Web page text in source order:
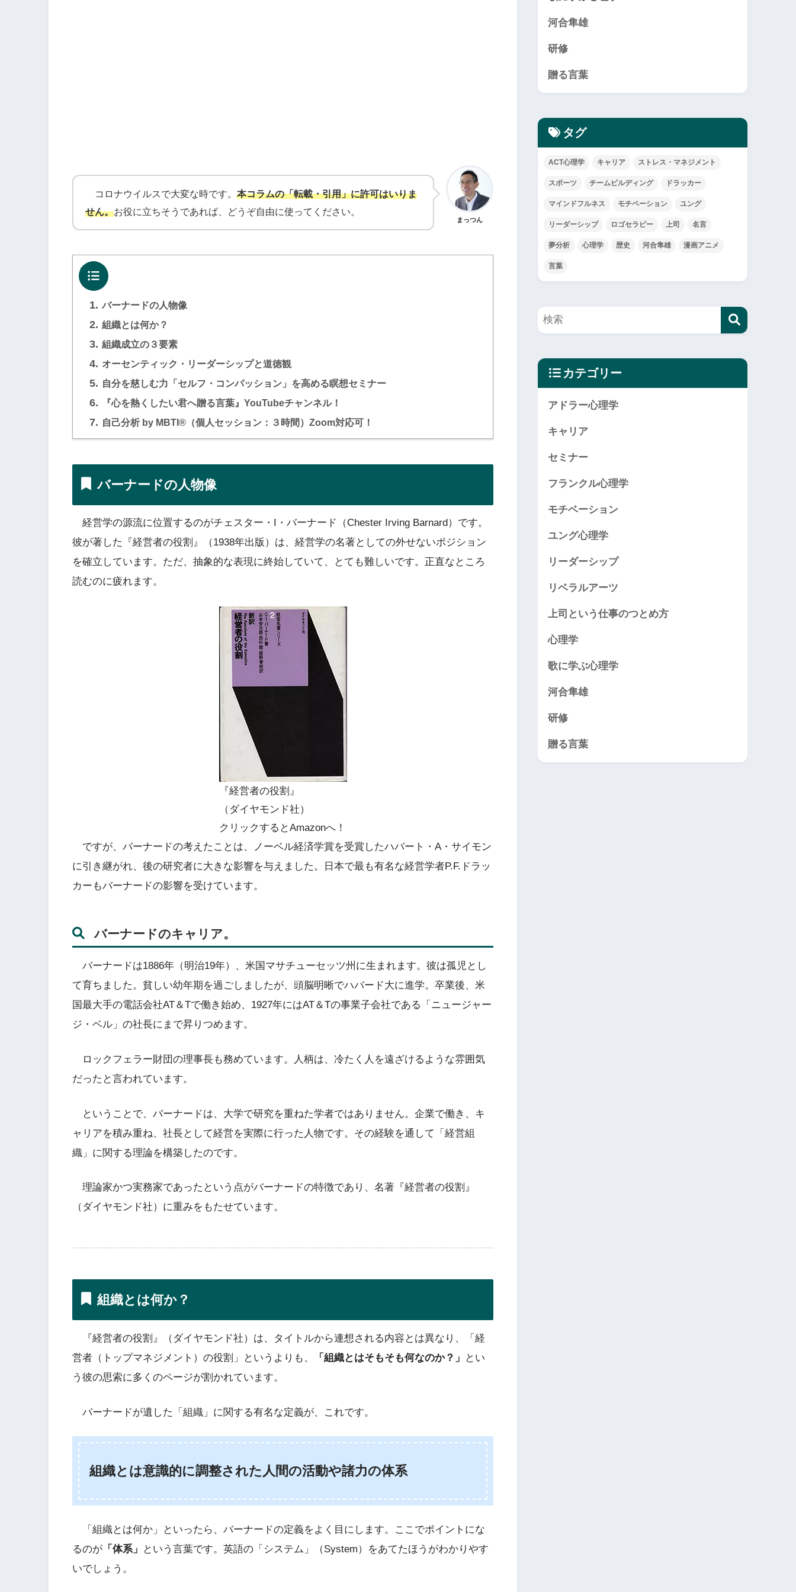
まっつん
コロナウイルスで大変な時です。 本コラムの「転載・引用」に許可はいりま
せん。お役に立ちそうであれば、どうぞ自由に使ってください。
目次
1. バーナードの人物像
2. 組織とは何か？
3. 組織成立の３要素
4. オーセンティック・リーダーシップと道徳観
5. 自分を慈しむ力「セルフ・コンパッション」を高める瞑想セミナー
6. 『心を熱くしたい君へ贈る言葉』YouTubeチャンネル！
7. 自己分析 by MBTI®（個人セッション：３時間）Zoom対応可！
バーナードの人物像
経営学の源流に位置するのがチェスター・I・バーナード（Chester Irving Barnard）です。
彼が著した『経営者の役割』（1938年出版）は、経営学の名著としての外せないポジション
を確立しています。ただ、抽象的な表現に終始していて、とても難しいです。正直なところ
読むのに疲れます。
『経営者の役割』
（ダイヤモンド社）
クリックするとAmazonへ！
ですが、バーナードの考えたことは、ノーベル経済学賞を受賞したハバート・A・サイモン
に引き継がれ、後の研究者に大きな影響を与えました。日本で最も有名な経営学者P.F.ドラッ
カーもバーナードの影響を受けています。
バーナードのキャリア。
バーナードは1886年（明治19年）、米国マサチューセッツ州に生まれます。彼は孤児とし
て育ちました。貧しい幼年期を過ごしましたが、頭脳明晰でハバード大に進学。卒業後、米
国最大手の電話会社AT＆Tで働き始め、1927年にはAT＆Tの事業子会社である「ニュージャー
ジ・ベル」の社長にまで昇りつめます。
ロックフェラー財団の理事長も務めています。人柄は、冷たく人を遠ざけるような雰囲気
だったと言われています。
ということで、バーナードは、大学で研究を重ねた学者ではありません。企業で働き、キ
ャリアを積み重ね、社長として経営を実際に行った人物です。その経験を通して「経営組
織」に関する理論を構築したのです。
理論家かつ実務家であったという点がバーナードの特徴であり、名著『経営者の役割』
（ダイヤモンド社）に重みをもたせています。
組織とは何か？
『経営者の役割』（ダイヤモンド社）は、タイトルから連想される内容とは異なり、「経
営者（トップマネジメント）の役割」というよりも、
「組織とはそもそも何なのか？」 とい
う彼の思索に多くのページが割かれています。
バーナードが遺した「組織」に関する有名な定義が、これです。
組織とは意識的に調整された人間の活動や諸力の体系
「組織とは何か」といったら、バーナードの定義をよく目にします。ここでポイントにな
るのが 「体系」 という言葉です。英語の「システム」（System）をあてたほうがわかりやす
いでしょう。
河合隼雄
研修
贈る言葉
タグ
ACT心理学 キャリア ストレス・マネジメント
スポーツ チームビルディング ドラッカー
マインドフルネス モチベーション ユング
リーダーシップ ロゴセラピー 上司 名言
夢分析 心理学 歴史 河合隼雄 漫画アニメ
言葉
カテゴリー
アドラー心理学
キャリア
セミナー
フランクル心理学
モチベーション
ユング心理学
リーダーシップ
リベラルアーツ
上司という仕事のつとめ方
心理学
歌に学ぶ心理学
河合隼雄
研修
贈る言葉